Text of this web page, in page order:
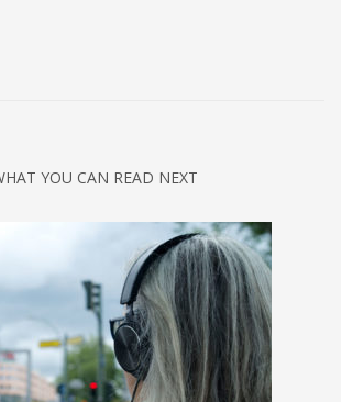
YOU CAN READ NEXT